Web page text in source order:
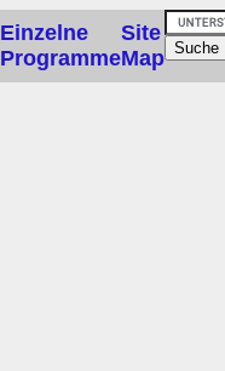
Einzelne
Programme
Site
Map